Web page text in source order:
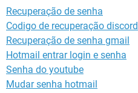
Recuperação de senha
Codigo de recuperação discord
Recuperação de senha gmail
Hotmail entrar login e senha
Senha do youtube
Mudar senha hotmail